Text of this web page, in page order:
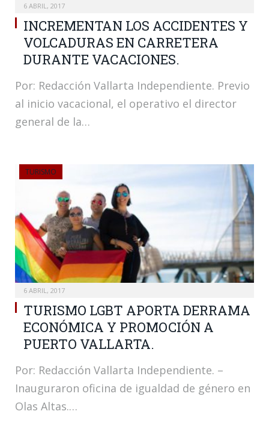
6 ABRIL, 2017
INCREMENTAN LOS ACCIDENTES Y
VOLCADURAS EN CARRETERA
DURANTE VACACIONES.
Por: Redacción Vallarta Independiente. Previo
al inicio vacacional, el operativo el director
general de la…
TURISMO
6 ABRIL, 2017
TURISMO LGBT APORTA DERRAMA
ECONÓMICA Y PROMOCIÓN A
PUERTO VALLARTA.
Por: Redacción Vallarta Independiente. –
Inauguraron oficina de igualdad de género en
Olas Altas.…